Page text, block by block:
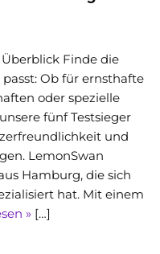
Finde die
Ob für ernsthafte
oder spezielle
fünf Testsieger
und
LemonSwan
Hamburg, die sich
hat. Mit einem
» […]